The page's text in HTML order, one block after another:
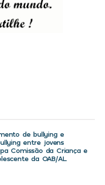
de bullying e
entre jovens
Comissão da Criança e
da OAB/AL